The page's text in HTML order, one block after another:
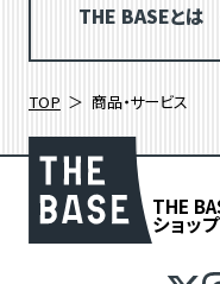
THE BASEとは
TOP 商品・サービス
THE
ショッ